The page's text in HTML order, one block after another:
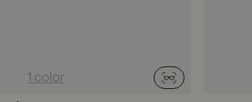
1 color
Probador